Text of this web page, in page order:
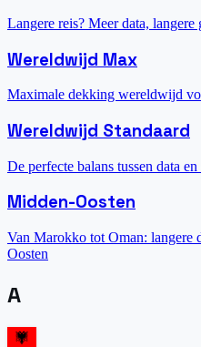
Langere reis? Meer data,
Wereldwijd Max
Maximale dekking wereldwijd
Wereldwijd Standaard
De perfecte balans tussen data
Midden-Oosten
Van Marokko tot Oman: langere
Oosten
A